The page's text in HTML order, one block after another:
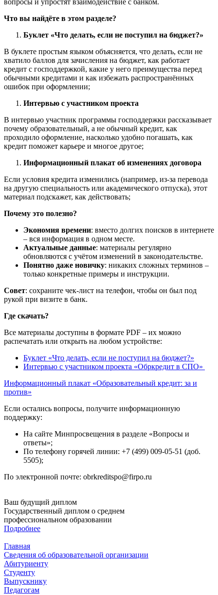
вопросы и упростят взаимодействие с банком.
Что вы найдёте в этом разделе?
Буклет «Что делать, если не поступил на бюджет?»
В буклете простым языком объясняется, что делать, если не
хватило баллов для зачисления на бюджет, как работает
кредит с господдержкой, какие у него преимущества перед
обычными кредитами и как избежать распространённых
ошибок при оформлении;
Интервью с участником проекта
В интервью участник программы господдержки рассказывает
почему образовательный, а не обычный кредит, как
проходило оформление, насколько удобно погашать, как
кредит поможет карьере и многое другое;
Информационный плакат об изменениях договора
Если условия кредита изменились (например, из-за перевода
на другую специальность или академического отпуска), этот
материал подскажет, как действовать;
Почему это полезно?
Экономия времени: вместо долгих поисков в интернете
– вся информация в одном месте.
Актуальные данные: материалы регулярно
обновляются с учётом изменений в законодательстве.
Понятно даже новичку: никаких сложных терминов –
только конкретные примеры и инструкции.
Совет: сохраните чек-лист на телефон, чтобы он был под
рукой при визите в банк.
Где скачать?
Все материалы доступны в формате PDF – их можно
распечатать или открыть на любом устройстве:
Буклет «Что делать, если не поступил на бюджет?»
Интервью с участником проекта «Обркредит в СПО»
Информационный плакат «Образовательный кредит: за и
против»
Если остались вопросы, получите информационную
поддержку:
На сайте Минпросвещения в разделе «Вопросы и
ответы»;
По телефону горячей линии: +7 (499) 009-05-51 (доб.
5505);
По электронной почте: obrkreditspo@firpo.ru
Ваш будущий диплом
Государственный диплом о среднем
профессиональном образовании
Подробнее
Главная
Сведения об образовательной организации
Абитуриенту
Студенту
Выпускнику
Педагогам